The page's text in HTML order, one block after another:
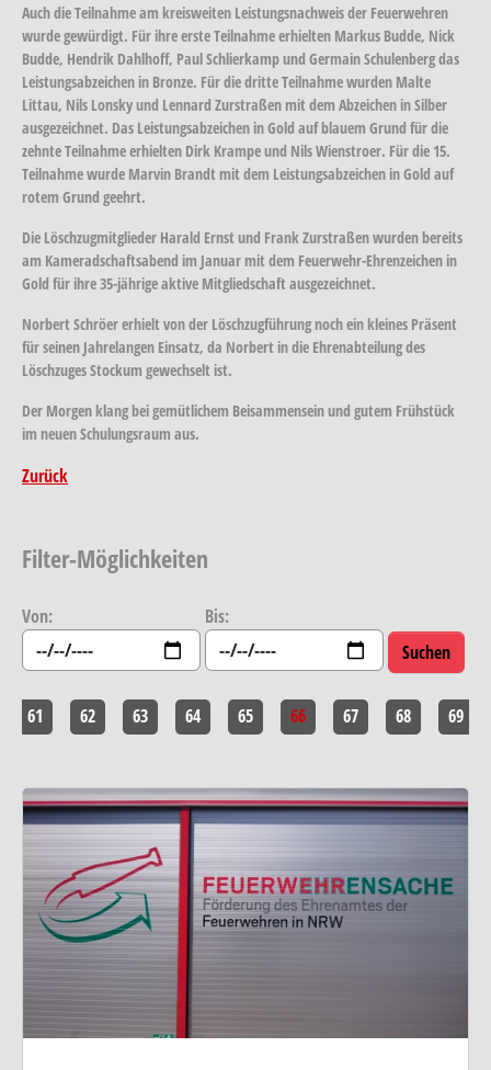
Auch die Teilnahme am kreisweiten Leistungsnachweis der Feuerwehren
wurde gewürdigt. Für ihre erste Teilnahme erhielten Markus Budde, Nick
Budde, Hendrik Dahlhoff, Paul Schlierkamp und Germain Schulenberg das
Leistungsabzeichen in Bronze. Für die dritte Teilnahme wurden Malte
Littau, Nils Lonsky und Lennard Zurstraßen mit dem Abzeichen in Silber
ausgezeichnet. Das Leistungsabzeichen in Gold auf blauem Grund für die
zehnte Teilnahme erhielten Dirk Krampe und Nils Wienstroer. Für die 15.
Teilnahme wurde Marvin Brandt mit dem Leistungsabzeichen in Gold auf
rotem Grund geehrt.
Die Löschzugmitglieder Harald Ernst und Frank Zurstraßen wurden bereits
am Kameradschaftsabend im Januar mit dem Feuerwehr-Ehrenzeichen in
Gold für ihre 35-jährige aktive Mitgliedschaft ausgezeichnet.
Norbert Schröer erhielt von der Löschzugführung noch ein kleines Präsent
für seinen Jahrelangen Einsatz, da Norbert in die Ehrenabteilung des
Löschzuges Stockum gewechselt ist.
Der Morgen klang bei gemütlichem Beisammensein und gutem Frühstück
im neuen Schulungsraum aus.
Zurück
Filter-Möglichkeiten
Von: Bis:
61 62 63 64 65 66 67 68 69